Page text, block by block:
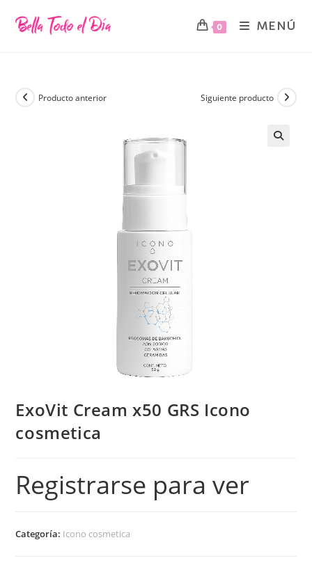
0 MENÚ
Producto anterior Siguiente producto
ExoVit Cream x50 GRS Icono
cosmetica
Registrarse para ver
Categoría: Icono cosmetica